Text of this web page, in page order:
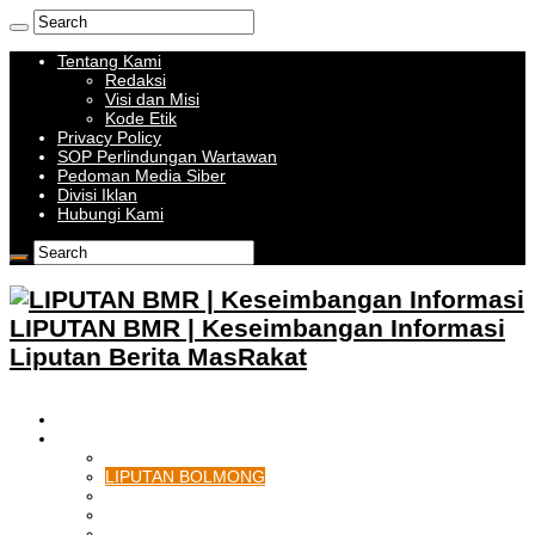
Tentang Kami
Redaksi
Visi dan Misi
Kode Etik
Privacy Policy
SOP Perlindungan Wartawan
Pedoman Media Siber
Divisi Iklan
Hubungi Kami
LIPUTAN BMR | Keseimbangan Informasi
Liputan Berita MasRakat
LIPUTAN BOLMONG